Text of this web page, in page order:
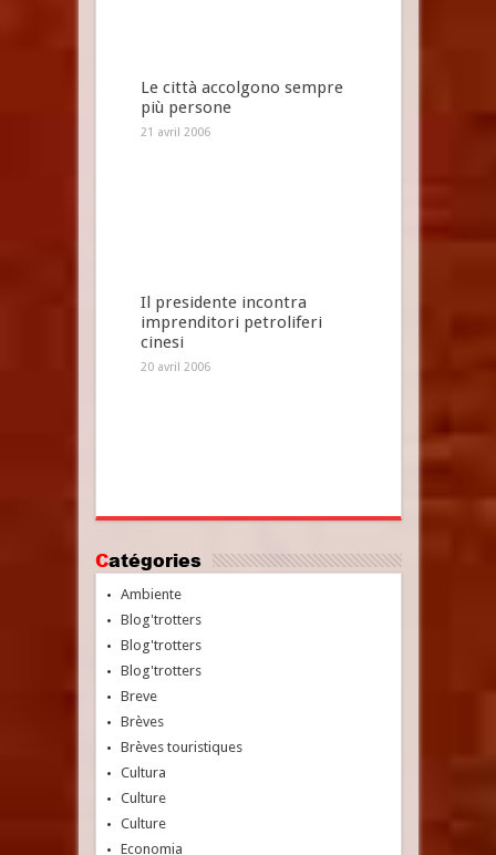
Le città accolgono sempre
più persone
21 avril 2006
Il presidente incontra
imprenditori petroliferi
cinesi
20 avril 2006
Catégories
Ambiente
Blog'trotters
Blog'trotters
Blog'trotters
Breve
Brèves
Brèves touristiques
Cultura
Culture
Culture
Economia